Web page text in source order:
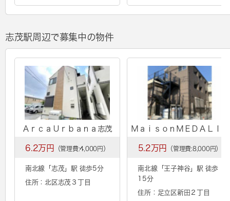
志茂駅周辺で募集中の物件
ＡｒｃａＵｒｂａｎａ志茂
6.2万円 （管理費:4,000円）
南北線「 志茂」駅 徒歩5分
住所：北区志茂３丁目
ＭａｉｓｏｎＭＥＤＡＬＩＡ
5.2万円 （管理費:8,000円）
南北線「 王子神谷」駅 徒歩
15分
住所：足立区新田２丁目